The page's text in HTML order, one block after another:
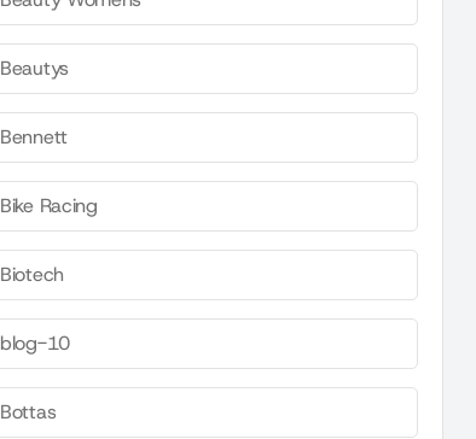
Beautys
Bennett
Bike Racing
Biotech
blog-10
Bottas